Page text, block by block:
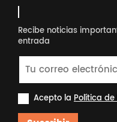
Recibe noticias
entrada
Acepto la Política